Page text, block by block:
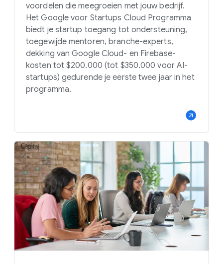
voordelen die meegroeien met jouw bedrijf.
Het Google voor Startups Cloud Programma
biedt je startup toegang tot ondersteuning,
toegewijde mentoren, branche-experts,
dekking van Google Cloud- en Firebase-
kosten tot $200.000 (tot $350.000 voor AI-
startups) gedurende je eerste twee jaar in het
programma.